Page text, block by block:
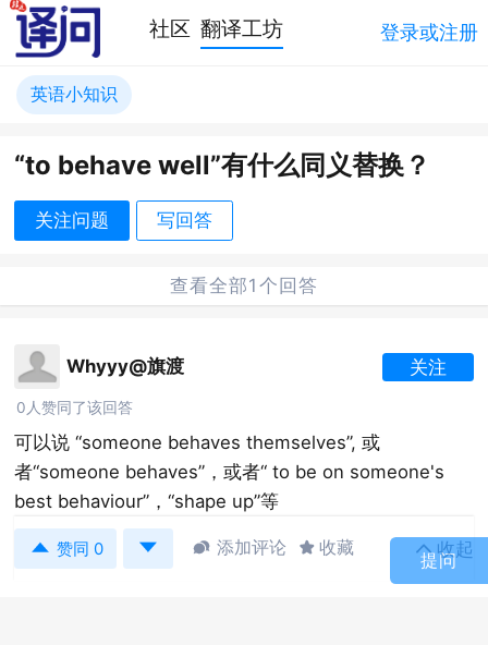
提问
社区 翻译工坊 登录或注册
英语小知识
“to behave well”有什么同义替换？
关注问题 写回答
查看全部1个回答
Whyyy@旗渡 关注
0人赞同了该回答
可以说 “someone behaves themselves”, 或
者“someone behaves”，或者“ to be on someone's
best behaviour”，“shape up”等
 赞同 0   添加评论  收藏  收起